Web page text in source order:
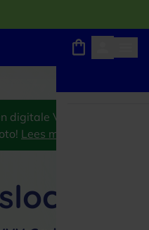
digitale VVV
Lees meer